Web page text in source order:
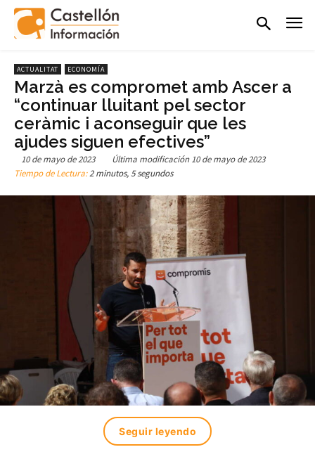
ACTUALITAT ECONOMÍA
Marzà es compromet amb Ascer a
“continuar lluitant pel sector
ceràmic i aconseguir que les
ajudes siguen efectives”
10 de mayo de 2023 Última modificación 10 de mayo de 2023
Tiempo de Lectura:2 minutos, 5 segundos
Seguir leyendo